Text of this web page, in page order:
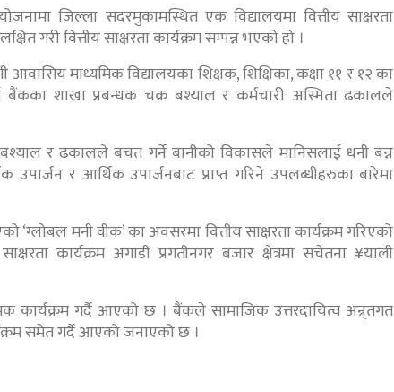
जिल्ला सदरमुकामस्थित एक विद्यालयमा वित्तीय साक्षरता
गरी वित्तीय साक्षरता कार्यक्रम सम्पन्न भएको हो ।
आवासिय माध्यमिक विद्यालयका शिक्षक, शिक्षिका, कक्षा ११ र १२ का
बैंकका शाखा प्रबन्धक चक्र बश्याल र कर्मचारी अस्मिता ढकालले
र ढकालले बचत गर्ने बानीको विकासले मानिसलाई धनी बन्न
र आर्थिक उपार्जनबाट प्राप्त गरिने उपलब्धीहरुका बारेमा
‘ग्लोबल मनी वीक’ का अवसरमा वित्तीय साक्षरता कार्यक्रम गरिएको
कार्यक्रम अगाडी प्रगतीनगर बजार क्षेत्रमा सचेतना ¥याली
कार्यक्रम गर्दै आएको छ । बैंकले सामाजिक उत्तरदायित्व अन्र्तगत
समेत गर्दै आएको जनाएको छ ।